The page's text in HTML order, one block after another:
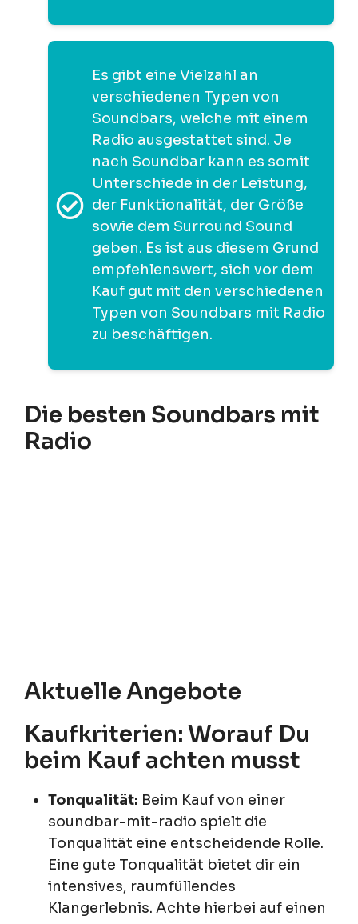
Es gibt eine Vielzahl an
verschiedenen Typen von
Soundbars, welche mit einem
Radio ausgestattet sind. Je
nach Soundbar kann es somit
Unterschiede in der Leistung,
der Funktionalität, der Größe
sowie dem Surround Sound
geben. Es ist aus diesem Grund
empfehlenswert, sich vor dem
Kauf gut mit den verschiedenen
Typen von Soundbars mit Radio
zu beschäftigen.
Die besten Soundbars mit
Radio
Aktuelle Angebote
Kaufkriterien: Worauf Du
beim Kauf achten musst
Tonqualität: Beim Kauf von einer
soundbar-mit-radio spielt die
Tonqualität eine entscheidende Rolle.
Eine gute Tonqualität bietet dir ein
intensives, raumfüllendes
Klangerlebnis. Achte hierbei auf einen